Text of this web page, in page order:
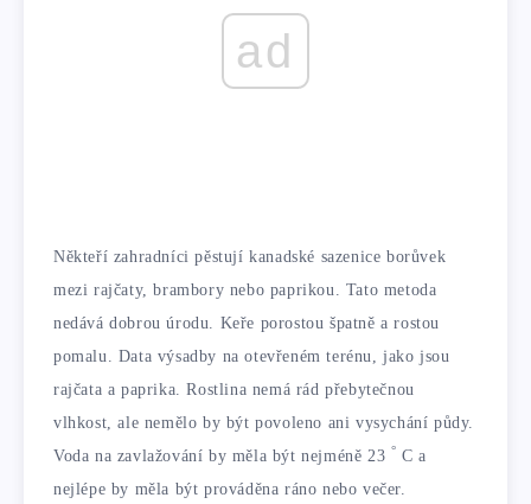
ad
Někteří zahradníci pěstují kanadské sazenice borůvek
mezi rajčaty, brambory nebo paprikou. Tato metoda
nedává dobrou úrodu. Keře porostou špatně a rostou
pomalu. Data výsadby na otevřeném terénu, jako jsou
rajčata a paprika. Rostlina nemá rád přebytečnou
vlhkost, ale nemělo by být povoleno ani vysychání půdy.
Voda na zavlažování by měla být nejméně 23 ° C a
nejlépe by měla být prováděna ráno nebo večer.